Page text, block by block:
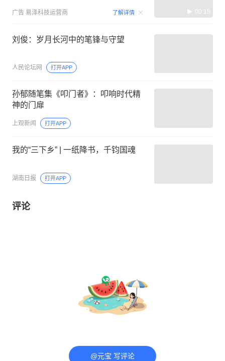
广告 易泽科技运营商 了解详情 00:15
刘俊：岁月长河中的笔锋与守望
人民论坛网 打开APP
孙郁随笔集《叩门者》：叩响时代精
神的门扉
上观新闻 打开APP
我的“三下乡” | 一纸降书，千钧国魂
湖南日报 打开APP
评论
@元宝 写评论